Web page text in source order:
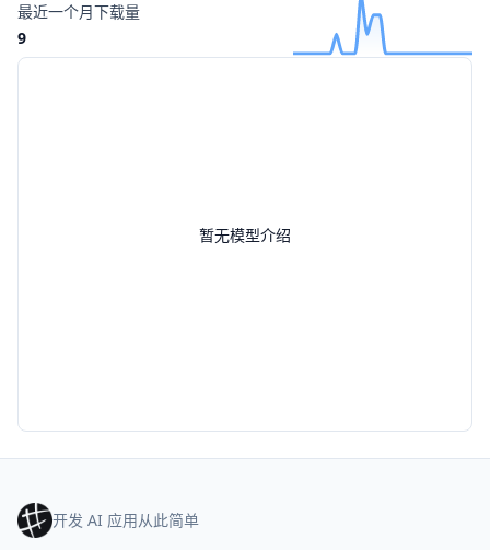
暂无模型介绍
最近一个月下载量
9
开发 AI 应用从此简单